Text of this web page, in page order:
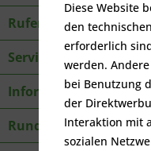
Rufen Sie an
Service
Informationen
Rundbriefe
Diese Website
den
erforderlich
werden.
bei Benutzung
der
Interaktion mit
sozialen